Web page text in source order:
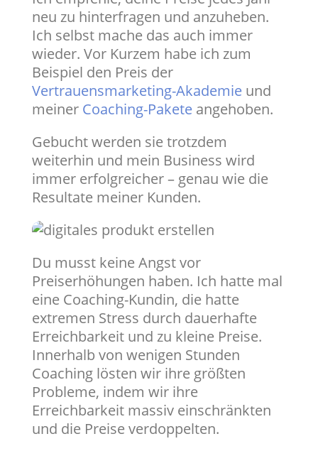
neu zu hinterfragen und anzuheben.
Ich selbst mache das auch immer
wieder. Vor Kurzem habe ich zum
Beispiel den Preis der
Vertrauensmarketing-Akademieund
meiner Coaching-Paketeangehoben.
Gebucht werden sie trotzdem
weiterhin und mein Business wird
immer erfolgreicher – genau wie die
Resultate meiner Kunden.
Du musst keine Angst vor
Preiserhöhungen haben. Ich hatte mal
eine Coaching-Kundin, die hatte
extremen Stress durch dauerhafte
Erreichbarkeit und zu kleine Preise.
Innerhalb von wenigen Stunden
Coaching lösten wir ihre größten
Probleme, indem wir ihre
Erreichbarkeit massiv einschränkten
und die Preise verdoppelten.